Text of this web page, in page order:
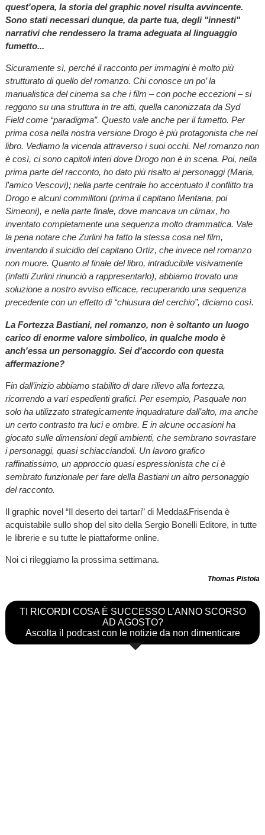
quest'opera, la storia del graphic novel risulta avvincente.
Sono stati necessari dunque, da parte tua, degli "innesti"
narrativi che rendessero la trama adeguata al linguaggio
fumetto...
Sicuramente sì, perché il racconto per immagini è molto più
strutturato di quello del romanzo. Chi conosce un po’ la
manualistica del cinema sa che i film – con poche eccezioni – si
reggono su una struttura in tre atti, quella canonizzata da Syd
Field come “paradigma”. Questo vale anche per il fumetto. Per
prima cosa nella nostra versione Drogo è più protagonista che nel
libro. Vediamo la vicenda attraverso i suoi occhi. Nel romanzo non
è così, ci sono capitoli interi dove Drogo non è in scena. Poi, nella
prima parte del racconto, ho dato più risalto ai personaggi (Maria,
l’amico Vescovi); nella parte centrale ho accentuato il conflitto tra
Drogo e alcuni commilitoni (prima il capitano Mentana, poi
Simeoni), e nella parte finale, dove mancava un climax, ho
inventato completamente una sequenza molto drammatica. Vale
la pena notare che Zurlini ha fatto la stessa cosa nel film,
inventando il suicidio del capitano Ortiz, che invece nel romanzo
non muore. Quanto al finale del libro, intraducibile visivamente
(infatti Zurlini rinunciò a rappresentarlo), abbiamo trovato una
soluzione a nostro avviso efficace, recuperando una sequenza
precedente con un effetto di “chiusura del cerchio”, diciamo così.
La Fortezza Bastiani, nel romanzo, non è soltanto un luogo
carico di enorme valore simbolico, in qualche modo è
anch'essa un personaggio. Sei d'accordo con questa
affermazione?
Fin dall’inizio abbiamo stabilito di dare rilievo alla fortezza,
ricorrendo a vari espedienti grafici. Per esempio, Pasquale non
solo ha utilizzato strategicamente inquadrature dall’alto, ma anche
un certo contrasto tra luci e ombre. E in alcune occasioni ha
giocato sulle dimensioni degli ambienti, che sembrano sovrastare
i personaggi, quasi schiacciandoli. Un lavoro grafico
raffinatissimo, un approccio quasi espressionista che ci è
sembrato funzionale per fare della Bastiani un altro personaggio
del racconto.
Il graphic novel “Il deserto dei tartari” di Medda&Frisenda è
acquistabile sullo shop del sito della Sergio Bonelli Editore, in tutte
le librerie e su tutte le piattaforme online.
Noi ci rileggiamo la prossima settimana.
Thomas Pistoia
TI RICORDI COSA È SUCCESSO L’ANNO SCORSO
AD AGOSTO?
Ascolta il podcast con le notizie da non dimenticare